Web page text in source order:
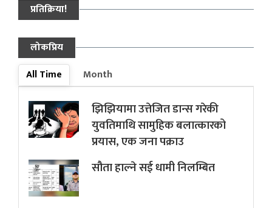
प्रतिक्रिया!
लोकप्रिय
All Time
Month
झिझियामा उत्तेजित डान्स गरेकी
युवतिमाथि सामुहिक बलात्कारको
प्रयास, एक जना पक्राउ
सौता हाल्ने सई धामी निलम्बित